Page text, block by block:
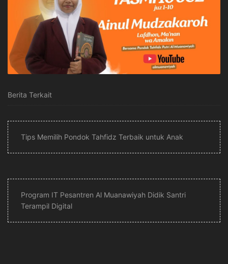
Berita Terkait
Tips Memilih Pondok Tahfidz Terbaik untuk Anak
Program IT Pesantren Al Muanawiyah Didik Santri
Terampil Digital